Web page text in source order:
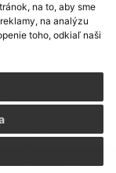
na to, aby sme
na analýzu
toho, odkiaľ naši
s využitím RSS
stránok,web portál
domény